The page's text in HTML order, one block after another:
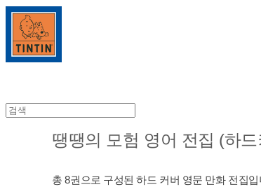
땡땡의 모험 영어 전집 (하드
총 8권으로 구성된 하드 커버 영문 만화 전집